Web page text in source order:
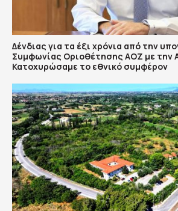
Δένδιας για τα έξι χρόνια από την
Συμφωνίας Οριοθέτησης ΑΟΖ με την
Κατοχυρώσαμε το εθνικό συμφέρον